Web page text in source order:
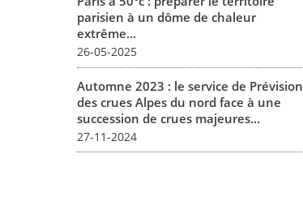
parisien à un dôme de chaleur
extrême...
26-05-2025
Automne 2023 : le service de Prévision
des crues Alpes du nord face à une
succession de crues majeures...
27-11-2024